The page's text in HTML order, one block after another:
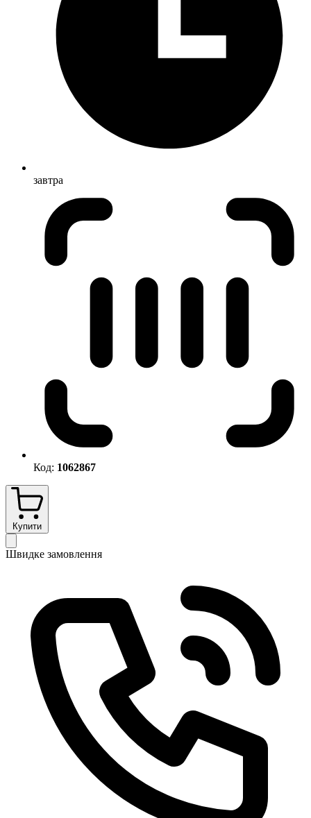
завтра
Код: 1062867
Купити
Швидке замовлення